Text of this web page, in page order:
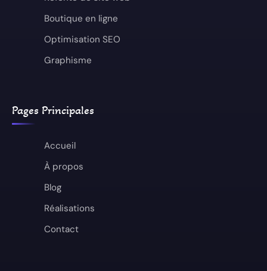
Boutique en ligne
Optimisation SEO
Graphisme
Pages Principales
Accueil
À propos
Blog
Réalisations
Contact